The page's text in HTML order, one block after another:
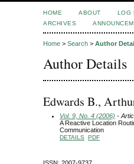
HOME ABOUT LOG
ARCHIVES
Home > Search > Author
Author Details
Edwards B.,
Vol. 9, No. 4 (2006) -
A Reactive Location
Communication
DETAILS PDF